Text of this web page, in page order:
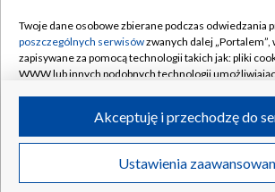
Rada Programowa
System NOS
Informacje o nadawcy
Program dla prasy
Ogłoszenie przetargowe
Kontakt
Kanały
©2026 Telewizja Polska S.A. w
Twoje dane osobowe zbierane podczas odwiedzania
poszczególnych serwisówzwanych dalej
zapisywane za pomocą technologii takich jak: pliki
WWW lub innych podobnych technologii
ruchu w Internecie.
Twoje dane osobowe zbierane podczas odwiedzania
poszczególnych serwisówna Portalu, takie jak adresy
Ustawienia
Akceptuję i przechodzę do